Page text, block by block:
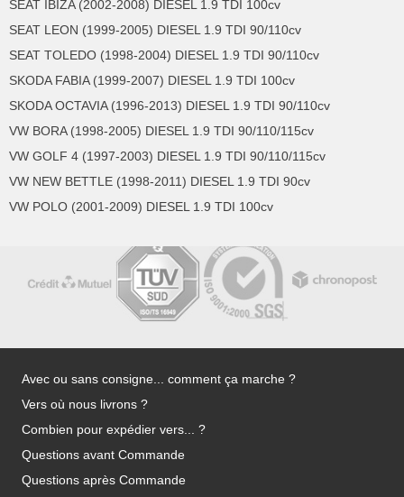
SEAT IBIZA (2002-2008) DIESEL 1.9 TDI 100cv
SEAT LEON (1999-2005) DIESEL 1.9 TDI 90/110cv
SEAT TOLEDO (1998-2004) DIESEL 1.9 TDI 90/110cv
SKODA FABIA (1999-2007) DIESEL 1.9 TDI 100cv
SKODA OCTAVIA (1996-2013) DIESEL 1.9 TDI 90/110cv
VW BORA (1998-2005) DIESEL 1.9 TDI 90/110/115cv
VW GOLF 4 (1997-2003) DIESEL 1.9 TDI 90/110/115cv
VW NEW BETTLE (1998-2011) DIESEL 1.9 TDI 90cv
VW POLO (2001-2009) DIESEL 1.9 TDI 100cv
Avec ou sans consigne... comment ça marche ?
Vers où nous livrons ?
Combien pour expédier vers... ?
Questions avant Commande
Questions après Commande